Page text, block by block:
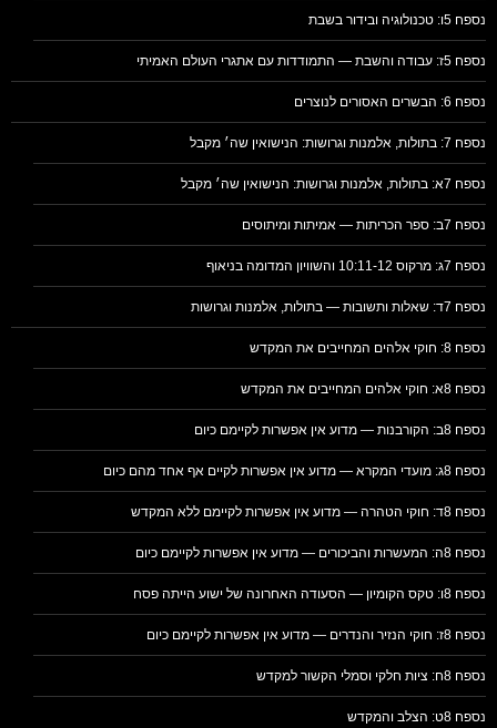
נספח 5ו: טכנולוגיה ובידור בשבת
נספח 5ז: עבודה והשבת — התמודדות עם אתגרי העולם האמיתי
נספח 6: הבשרים האסורים לנוצרים
נספח 7: בתולות, אלמנות וגרושות: הנישואין שה׳ מקבל
נספח 7א: בתולות, אלמנות וגרושות: הנישואין שה׳ מקבל
נספח 7ב: ספר הכריתות — אמיתות ומיתוסים
נספח 7ג: מרקוס 10:11-12 והשוויון המדומה בניאוף
נספח 7ד: שאלות ותשובות — בתולות, אלמנות וגרושות
נספח 8: חוקי אלהים המחייבים את המקדש
נספח 8א: חוקי אלהים המחייבים את המקדש
נספח 8ב: הקורבנות — מדוע אין אפשרות לקיימם כיום
נספח 8ג: מועדי המקרא — מדוע אין אפשרות לקיים אף אחד מהם כיום
נספח 8ד: חוקי הטהרה — מדוע אין אפשרות לקיימם ללא המקדש
נספח 8ה: המעשרות והביכורים — מדוע אין אפשרות לקיימם כיום
נספח 8ו: טקס הקומיון — הסעודה האחרונה של ישוע הייתה פסח
נספח 8ז: חוקי הנזיר והנדרים — מדוע אין אפשרות לקיימם כיום
נספח 8ח: ציות חלקי וסמלי הקשור למקדש
נספח 8ט: הצלב והמקדש